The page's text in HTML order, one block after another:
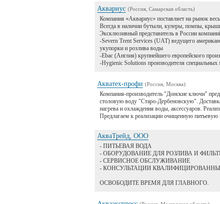
Аквариус (Россия, Самарская область)
Компания «Аквариус» поставляет на рынок
Всегда в наличии бутыли, кулеры, помпы,
Эксклюзивный представитель в России
-Severn Trent Services (UAT) ведущего
укупорки и розлива воды
-Ebac (Англия) крупнейшего европейского
-Hygienic Solutions производителя
Акватех-профи (Россия, Москва)
Компания-производитель "Донские ключи"
столовую воду "Старо-Дербеновскую".
нагрева и охлаждения воды, аксессуаров.
Предлагаем к реализации очищенную
АкваТрейд, ООО
- ПИТЬЕВАЯ ВОДА
- ОБОРУДОВАНИЕ ДЛЯ РОЗЛИВА И
- СЕРВИСНОЕ ОБСЛУЖИВАНИЕ
- КОНСУЛЬТАЦИИ
ОСВОБОДИТЕ ВРЕМЯ ДЛЯ ГЛАВНОГО.